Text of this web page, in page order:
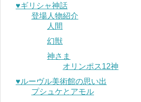
♥︎ギリシャ神話
登場人物紹介
人間
幻獣
神さま
オリンポス12神
♥︎ルーヴル美術館の思い出
プシュケとアモル